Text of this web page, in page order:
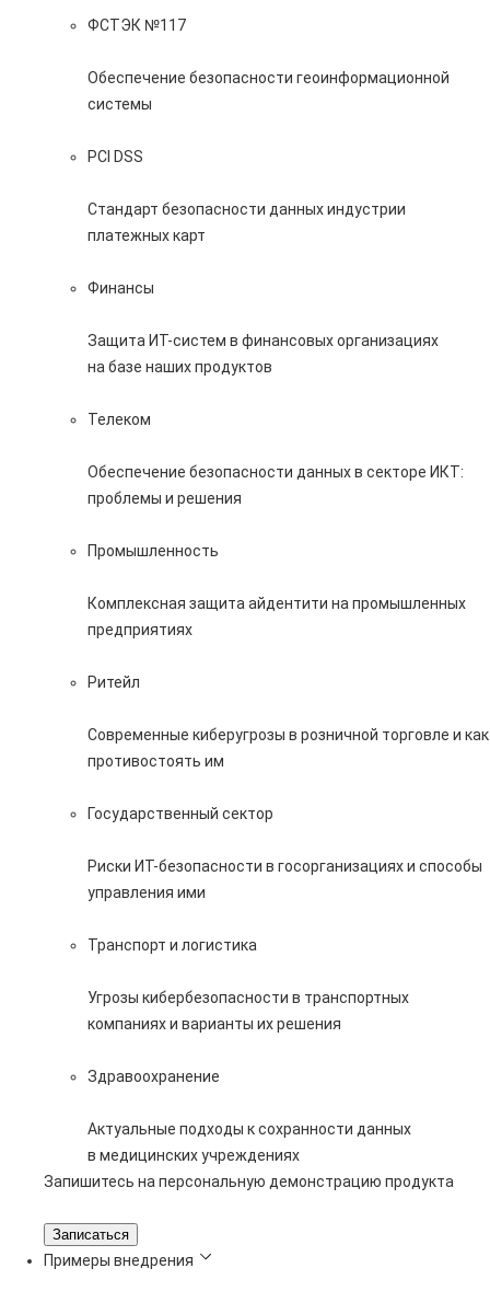
ФСТЭК №117
Обеспечение безопасности геоинформационной
системы
PCI DSS
Стандарт безопасности данных индустрии
платежных карт
Финансы
Защита ИТ-систем в финансовых организациях
на базе наших продуктов
Телеком
Обеспечение безопасности данных в секторе ИКТ:
проблемы и решения
Промышленность
Комплексная защита айдентити на промышленных
предприятиях
Ритейл
Современные киберугрозы в розничной торговле и как
противостоять им
Государственный сектор
Риски ИТ-безопасности в госорганизациях и способы
управления ими
Транспорт и логистика
Угрозы кибербезопасности в транспортных
компаниях и варианты их решения
Здравоохранение
Актуальные подходы к сохранности данных
в медицинских учреждениях
Запишитесь на персональную демонстрацию продукта
Записаться
Примеры внедрения